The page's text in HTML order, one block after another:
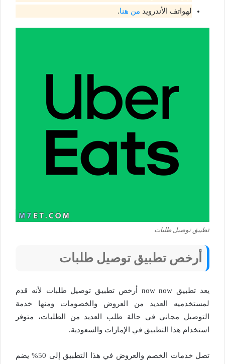
لهواتف الأندرويد من هنا.
تطبيق توصيل طلبات
أرخص تطبيق توصيل طلبات
يعد تطبيق now now أرخص تطبيق توصيل طلبات لأنه قدم
لمستخدميه العديد من العروض والخصومات ومنها خدمة
التوصيل مجاني في حالة طلب العديد من الطلبات، متوفر
استخدام هذا التطبيق في الإمارات والسعودية.
تصل خدمات الخصم والعروض في هذا التطبيق إلى 50% يضم